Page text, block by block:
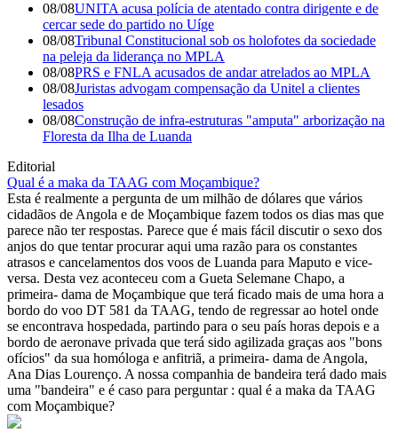
08/08UNITA acusa polícia de atentado contra dirigente e de
cercar sede do partido no Uíge
08/08Tribunal Constitucional sob os holofotes da sociedade
na peleja da liderança no MPLA
08/08PRS e FNLA acusados de andar atrelados ao MPLA
08/08Juristas advogam compensação da Unitel a clientes
lesados
08/08Construção de infra-estruturas "amputa" arborização na
Floresta da Ilha de Luanda
Editorial
Qual é a maka da TAAG com Moçambique?
Esta é realmente a pergunta de um milhão de dólares que vários
cidadãos de Angola e de Moçambique fazem todos os dias mas que
parece não ter respostas. Parece que é mais fácil discutir o sexo dos
anjos do que tentar procurar aqui uma razão para os constantes
atrasos e cancelamentos dos voos de Luanda para Maputo e vice-
versa. Desta vez aconteceu com a Gueta Selemane Chapo, a
primeira- dama de Moçambique que terá ficado mais de uma hora a
bordo do voo DT 581 da TAAG, tendo de regressar ao hotel onde
se encontrava hospedada, partindo para o seu país horas depois e a
bordo de aeronave privada que terá sido agilizada graças aos "bons
ofícios" da sua homóloga e anfitriã, a primeira- dama de Angola,
Ana Dias Lourenço. A nossa companhia de bandeira terá dado mais
uma "bandeira" e é caso para perguntar : qual é a maka da TAAG
com Moçambique?